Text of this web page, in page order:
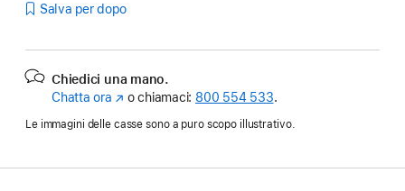
Salva per dopo
Chiedici una mano.
Chatta ora (Si
nuova
o chiamaci: 800 554 533.
Le immagini delle casse sono a puro scopo illustrativo.